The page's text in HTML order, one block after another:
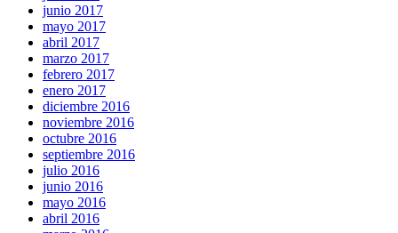
junio 2017
mayo 2017
abril 2017
marzo 2017
febrero 2017
enero 2017
diciembre 2016
noviembre 2016
octubre 2016
septiembre 2016
julio 2016
junio 2016
mayo 2016
abril 2016